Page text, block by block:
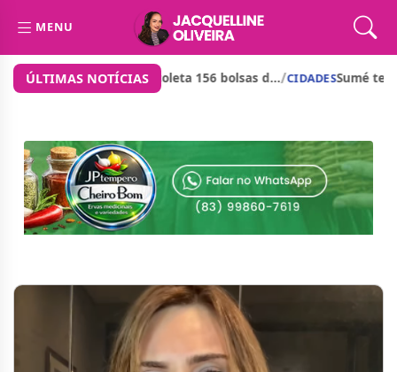
MENU
ÚLTIMAS NOTÍCIAS
investimento de cerca d.../CIDADESPrefeito de São José dos